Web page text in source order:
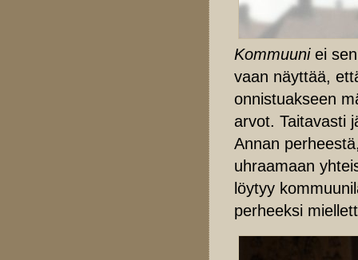
Kommuuni ei
vaan näyttää,
onnistuakseen
arvot. Taitavasti
Annan
uhraamaan
löytyy
perheeksi